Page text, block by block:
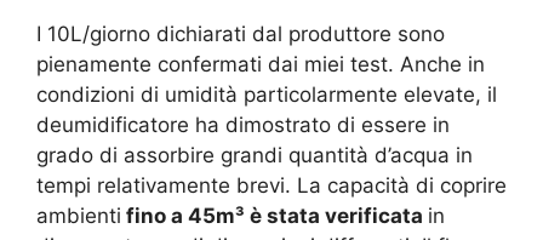
I 10L/giorno dichiarati dal produttore sono
pienamente confermati dai miei test. Anche in
condizioni di umidità particolarmente elevate, il
deumidificatore ha dimostrato di essere in
grado di assorbire grandi quantità d’acqua in
tempi relativamente brevi. La capacità di coprire
ambienti fino a 45m³ è stata verificata in